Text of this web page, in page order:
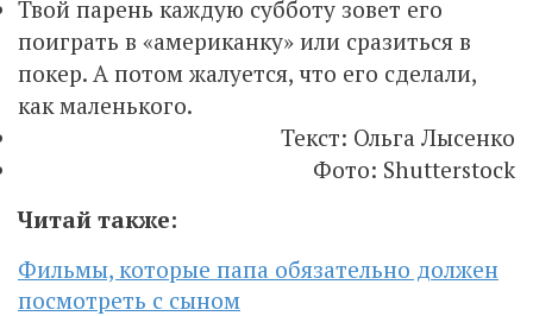
Твой парень каждую субботу зовет его
поиграть в «американку» или сразиться в
покер. А потом жалуется, что его сделали,
как маленького.
Текст: Ольга Лысенко
Фото: Shutterstock
Читай также:
Фильмы, которые папа обязательно должен
посмотреть с сыном